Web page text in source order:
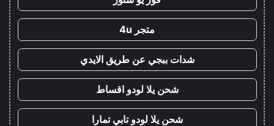
متجر 4u
شدات ببجي عن طريق الايدي
شحن يلا لودو اقساط
شحن يلا لودو تابي تمارا